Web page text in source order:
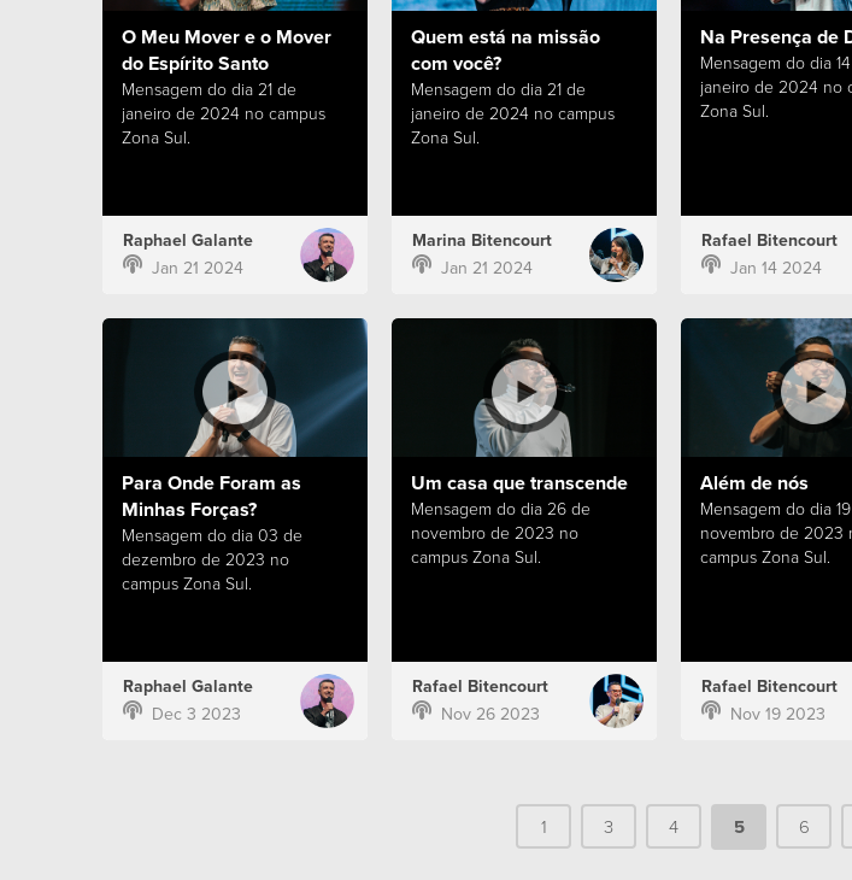
O Meu Mover e o Mover
do Espírito Santo
Mensagem do dia 21 de
janeiro de 2024 no campus
Zona Sul.
Raphael Galante
Jan 21 2024
Quem está na missão
com você?
Mensagem do dia 21 de
janeiro de 2024 no campus
Zona Sul.
Marina Bitencourt
Jan 21 2024
Na Presença de
Mensagem do dia
janeiro de 2024 no
Zona Sul.
Rafael Bitencourt
Jan 14 2024
Para Onde Foram as
Minhas Forças?
Mensagem do dia 03 de
dezembro de 2023 no
campus Zona Sul.
Raphael Galante
Dec 3 2023
Um casa que transcende
Mensagem do dia 26 de
novembro de 2023 no
campus Zona Sul.
Rafael Bitencourt
Nov 26 2023
Além de nós
Mensagem do dia
novembro de 2023
campus Zona Sul.
Rafael Bitencourt
Nov 19 2023
1 3 4 5 6